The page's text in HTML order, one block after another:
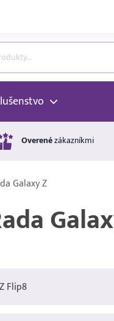
Overenézákazníkmi
Galaxy Z
Z Flip8